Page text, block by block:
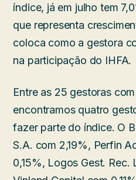
índice, já em julho tem
que representa
coloca como a gestora
na participação do IHFA.
Entre as 25 gestoras
encontramos quatro
fazer parte do índice. O
S.A. com 2,19%, Perfin
0,15%, Logos Gest. Rec.